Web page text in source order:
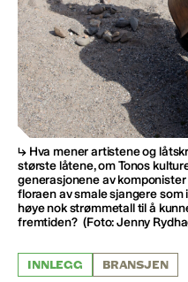
Hva mener artistene og
største låtene, om Tonos
generasjonene av
floraen av smale sjangere som
høye nok strømmetall til å
fremtiden? (Foto: Jenny
INNLEGG BRANSJEN